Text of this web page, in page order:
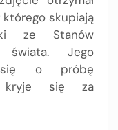
którego skupiają
ze Stanów
świata. Jego
się o próbę
kryje się za